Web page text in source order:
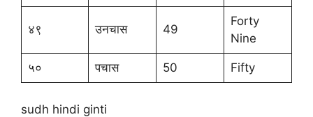
४९ उनचास 49
Forty
Nine
५० पचास 50 Fifty
sudh hindi ginti